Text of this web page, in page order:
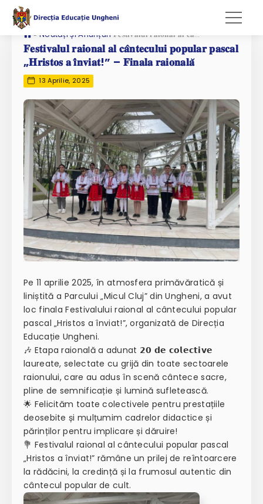
» Noutăți și Anunțuri 𝐅𝐞𝐬𝐭𝐢𝐯𝐚𝐥𝐮𝐥 𝐫𝐚𝐢𝐨𝐧𝐚𝐥 𝐚𝐥 𝐜𝐚̂𝐧𝐭𝐞𝐜𝐮𝐥𝐮𝐢 𝐩𝐨𝐩𝐮𝐥𝐚𝐫 𝐩𝐚𝐬𝐜𝐚𝐥 „𝐇𝐫𝐢𝐬𝐭𝐨𝐬 𝐚 𝐢̂𝐧𝐯𝐢𝐚𝐭!” – 𝐅𝐢𝐧𝐚𝐥𝐚 𝐫𝐚𝐢𝐨𝐧𝐚𝐥𝐚̆
𝐅𝐞𝐬𝐭𝐢𝐯𝐚𝐥𝐮𝐥 𝐫𝐚𝐢𝐨𝐧𝐚𝐥 𝐚𝐥 𝐜𝐚̂𝐧𝐭𝐞𝐜𝐮𝐥𝐮𝐢 𝐩𝐨𝐩𝐮𝐥𝐚𝐫 𝐩𝐚𝐬𝐜𝐚𝐥
„𝐇𝐫𝐢𝐬𝐭𝐨𝐬 𝐚 𝐢̂𝐧𝐯𝐢𝐚𝐭!” – 𝐅𝐢𝐧𝐚𝐥𝐚 𝐫𝐚𝐢𝐨𝐧𝐚𝐥𝐚̆
13 Aprilie, 2025
Pe 11 aprilie 2025, în atmosfera primăvăratică și
liniștită a Parcului „Micul Cluj” din Ungheni, a avut
loc finala Festivalului raional al cântecului popular
pascal „Hristos a înviat!”, organizată de Direcția
Educație Ungheni.
🎶 Etapa raională a adunat 𝟮𝟬 𝗱𝗲 𝗰𝗼𝗹𝗲𝗰𝘁𝗶𝘃𝗲
laureate, selectate cu grijă din toate sectoarele
raionului, care au adus în scenă cântece sacre,
pline de semnificație și lumină sufletească.
🌟 Felicităm toate colectivele pentru prestațiile
deosebite și mulțumim cadrelor didactice și
părinților pentru implicare și dăruire!
💐 Festivalul raional al cântecului popular pascal
„Hristos a înviat!” rămâne un prilej de reîntoarcere
la rădăcini, la credință și la frumosul autentic din
cântecul popular de cult.